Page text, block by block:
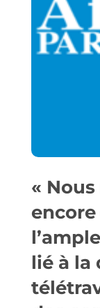
« Nous
lié à la